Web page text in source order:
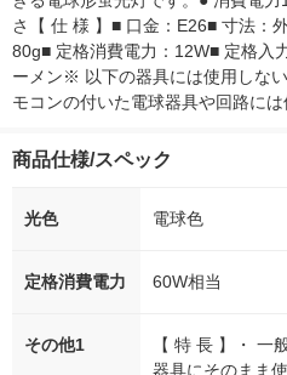
さ【 仕 様 】■ 口金：E26■ 寸法：
80g■ 定格消費電力：12W■ 定格入
ーメン※ 以下の器具には使用しな
モコンの付いた電球器具や回路には
商品仕様/スペック
光色 電球色
定格消費電力 60W相当
その他1
【 特 長 】・ 一
器具にそのまま